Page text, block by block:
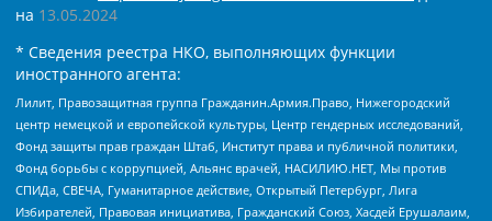
на 13.05.2024
* Сведения реестра НКО, выполняющих функции
иностранного агента:
Лилит, Правозащитная группа Гражданин.Армия.Право, Нижегородский
центр немецкой и европейской культуры, Центр гендерных исследований,
Фонд защиты прав граждан Штаб, Институт права и публичной политики,
Фонд борьбы с коррупцией, Альянс врачей, НАСИЛИЮ.НЕТ, Мы против
СПИДа, СВЕЧА, Гуманитарное действие, Открытый Петербург, Лига
Избирателей, Правовая инициатива, Гражданский Союз, Хасдей Ерушалаим,